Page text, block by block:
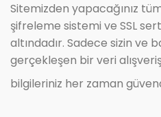
Sitemizden yapacağınız
şifreleme sistemi ve SSL
altındadır. Sadece sizin ve
gerçekleşen bir veri
bilgileriniz her zaman